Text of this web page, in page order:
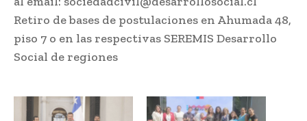
Retiro de bases de postulaciones en Ahumada 48,
piso 7 o en las respectivas SEREMIS Desarrollo
Social de regiones